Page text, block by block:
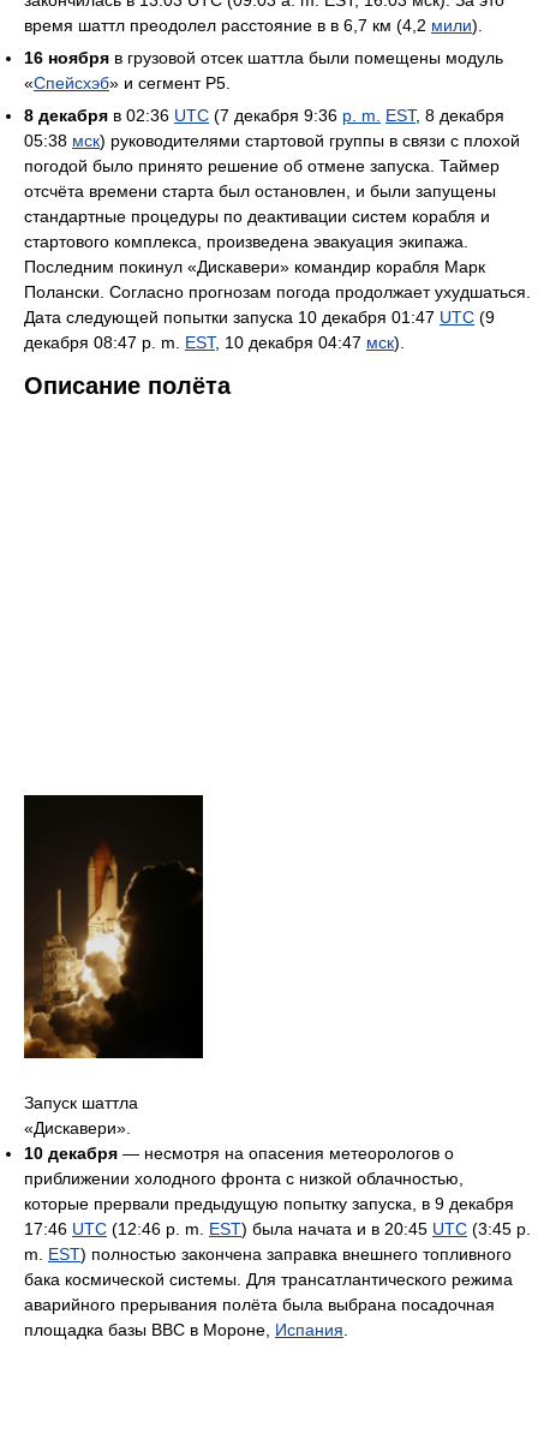
время шаттл преодолел расстояние в в 6,7 км (4,2 мили).
16 ноября в грузовой отсек шаттла были помещены модуль
«Спейсхэб» и сегмент Р5.
8 декабря в 02:36 UTC (7 декабря 9:36 p. m. EST, 8 декабря
05:38 мск) руководителями стартовой группы в связи с плохой
погодой было принято решение об отмене запуска. Таймер
отсчёта времени старта был остановлен, и были запущены
стандартные процедуры по деактивации систем корабля и
стартового комплекса, произведена эвакуация экипажа.
Последним покинул «Дискавери» командир корабля Марк
Полански. Согласно прогнозам погода продолжает ухудшаться.
Дата следующей попытки запуска 10 декабря 01:47 UTC (9
декабря 08:47 p. m. EST, 10 декабря 04:47 мск).
Описание полёта
Запуск шаттла
«Дискавери».
10 декабря — несмотря на опасения метеорологов о
приближении холодного фронта с низкой облачностью,
которые прервали предыдущую попытку запуска, в 9 декабря
17:46 UTC (12:46 p. m. EST) была начата и в 20:45 UTC (3:45 p.
m. EST) полностью закончена заправка внешнего топливного
бака космической системы. Для трансатлантического режима
аварийного прерывания полёта была выбрана посадочная
площадка базы ВВС в Мороне, Испания.